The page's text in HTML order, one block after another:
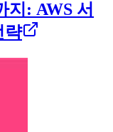
지: AWS 서
략